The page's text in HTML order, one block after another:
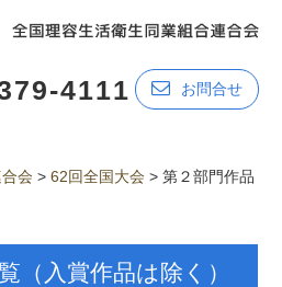
4111 お問合せ
会 >62回全国大会 >第２部門作品
（入賞作品は除く）